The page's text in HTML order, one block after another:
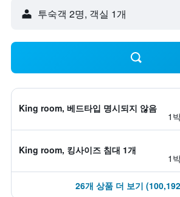
​투숙객 2​명, ​객실 1개
King room, 베드타입 명시되지 않음
1
King room, 킹사이즈 침대 1개
1
26개 상품 더 보기